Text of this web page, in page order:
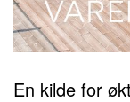
En kilde for